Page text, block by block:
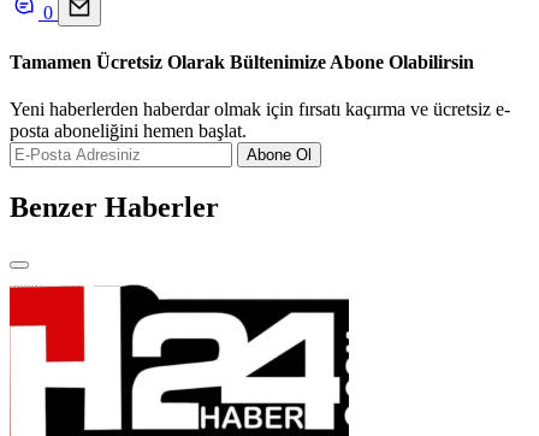
0
Tamamen Ücretsiz Olarak Bültenimize Abone Olabilirsin
Yeni haberlerden haberdar olmak için fırsatı kaçırma ve ücretsiz e-
posta aboneliğini hemen başlat.
Abone Ol
Benzer Haberler